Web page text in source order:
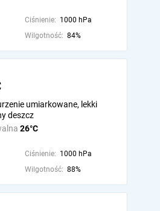
Ciśnienie: 1000 hPa
Wilgotność: 84%
26°C
umiarkowane, lekki
deszcz
Ciśnienie: 1000 hPa
Wilgotność: 88%